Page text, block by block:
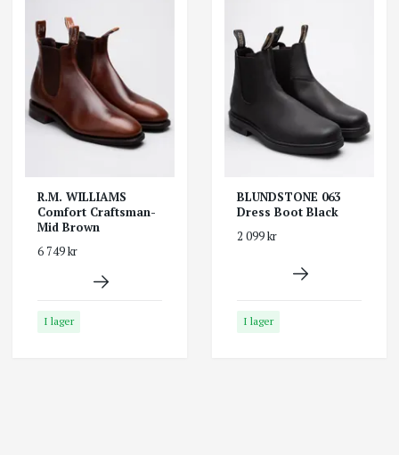
R.M. WILLIAMS
Comfort Craftsman-
Mid Brown
6 749 kr
I lager
BLUNDSTONE 063
Dress Boot Black
2 099 kr
I lager